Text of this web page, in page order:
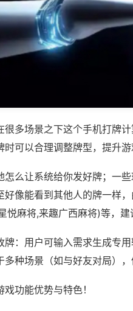
很多场景之下这个手机打牌
时可以合理调整牌型，提升
怎么让系统给你发好牌；一
好像能看到其他人的牌一样
悦麻将,来趣广西麻将)等，建
牌：用户可输入需求生成专
多种场景（如与好友对局）
功能优势与特色！